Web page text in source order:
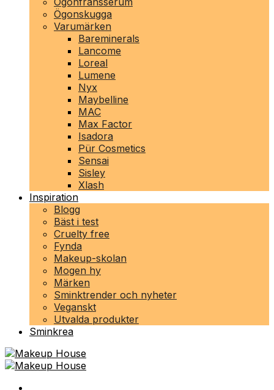
Ögonskugga
Varumärken
Bareminerals
Lancome
Loreal
Lumene
Nyx
Maybelline
MAC
Max Factor
Isadora
Pür Cosmetics
Sensai
Sisley
Xlash
Inspiration
Blogg
Bäst i test
Cruelty free
Fynda
Makeup-skolan
Mogen hy
Märken
Sminktrender och nyheter
Veganskt
Utvalda produkter
Sminkrea